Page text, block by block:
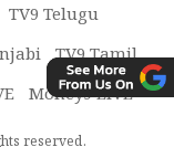
TV9 Telugu
TV9 Tamil
Money9 LIVE
reserved.